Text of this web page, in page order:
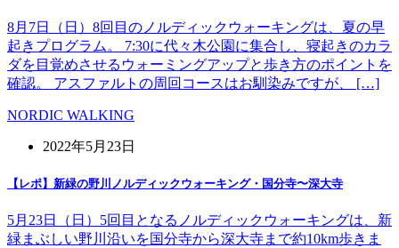
8月7日（日）8回目のノルディックウォーキングは、夏の早
起きプログラム。 7:30に代々木公園に集合し、寝起きのカラ
ダを目覚めさせるウォーミングアップと歩き方のポイントを
確認。 アスファルトの周回コースはお馴染みですが、 […]
NORDIC WALKING
2022年5月23日
【レポ】新緑の野川ノルディックウォーキング・国分寺〜深大寺
5月23日（日）5回目となるノルディックウォーキングは、新
緑まぶしい野川沿いを国分寺から深大寺まで約10km歩きま